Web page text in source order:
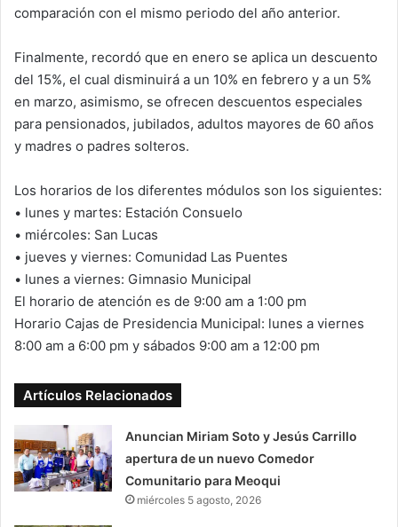
comparación con el mismo periodo del año anterior.
Finalmente, recordó que en enero se aplica un descuento
del 15%, el cual disminuirá a un 10% en febrero y a un 5%
en marzo, asimismo, se ofrecen descuentos especiales
para pensionados, jubilados, adultos mayores de 60 años
y madres o padres solteros.
Los horarios de los diferentes módulos son los siguientes:
•⁠ ⁠lunes y martes: Estación Consuelo
•⁠ ⁠miércoles: San Lucas
•⁠ ⁠jueves y viernes: Comunidad Las Puentes
•⁠ ⁠lunes a viernes: Gimnasio Municipal
El horario de atención es de 9:00 am a 1:00 pm
Horario Cajas de Presidencia Municipal: lunes a viernes
8:00 am a 6:00 pm y sábados 9:00 am a 12:00 pm
Artículos Relacionados
Anuncian Miriam Soto y Jesús Carrillo
apertura de un nuevo Comedor
Comunitario para Meoqui
miércoles 5 agosto, 2026